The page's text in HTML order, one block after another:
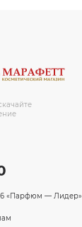
«Парфюм — Лидер»